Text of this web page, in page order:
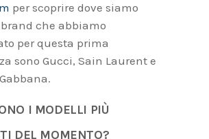
per scoprire dove siamo
che abbiamo
per questa prima
sono Gucci, Sain Laurent e
I MODELLI PIÙ
DEL MOMENTO?